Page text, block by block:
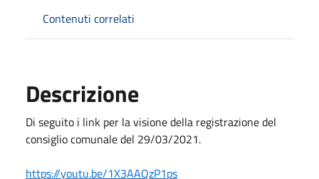
Contenuti correlati
Descrizione
Di seguito i link per la visione della registrazione del
consiglio comunale del 29/03/2021.
https://youtu.be/1X3AAQzP1ps